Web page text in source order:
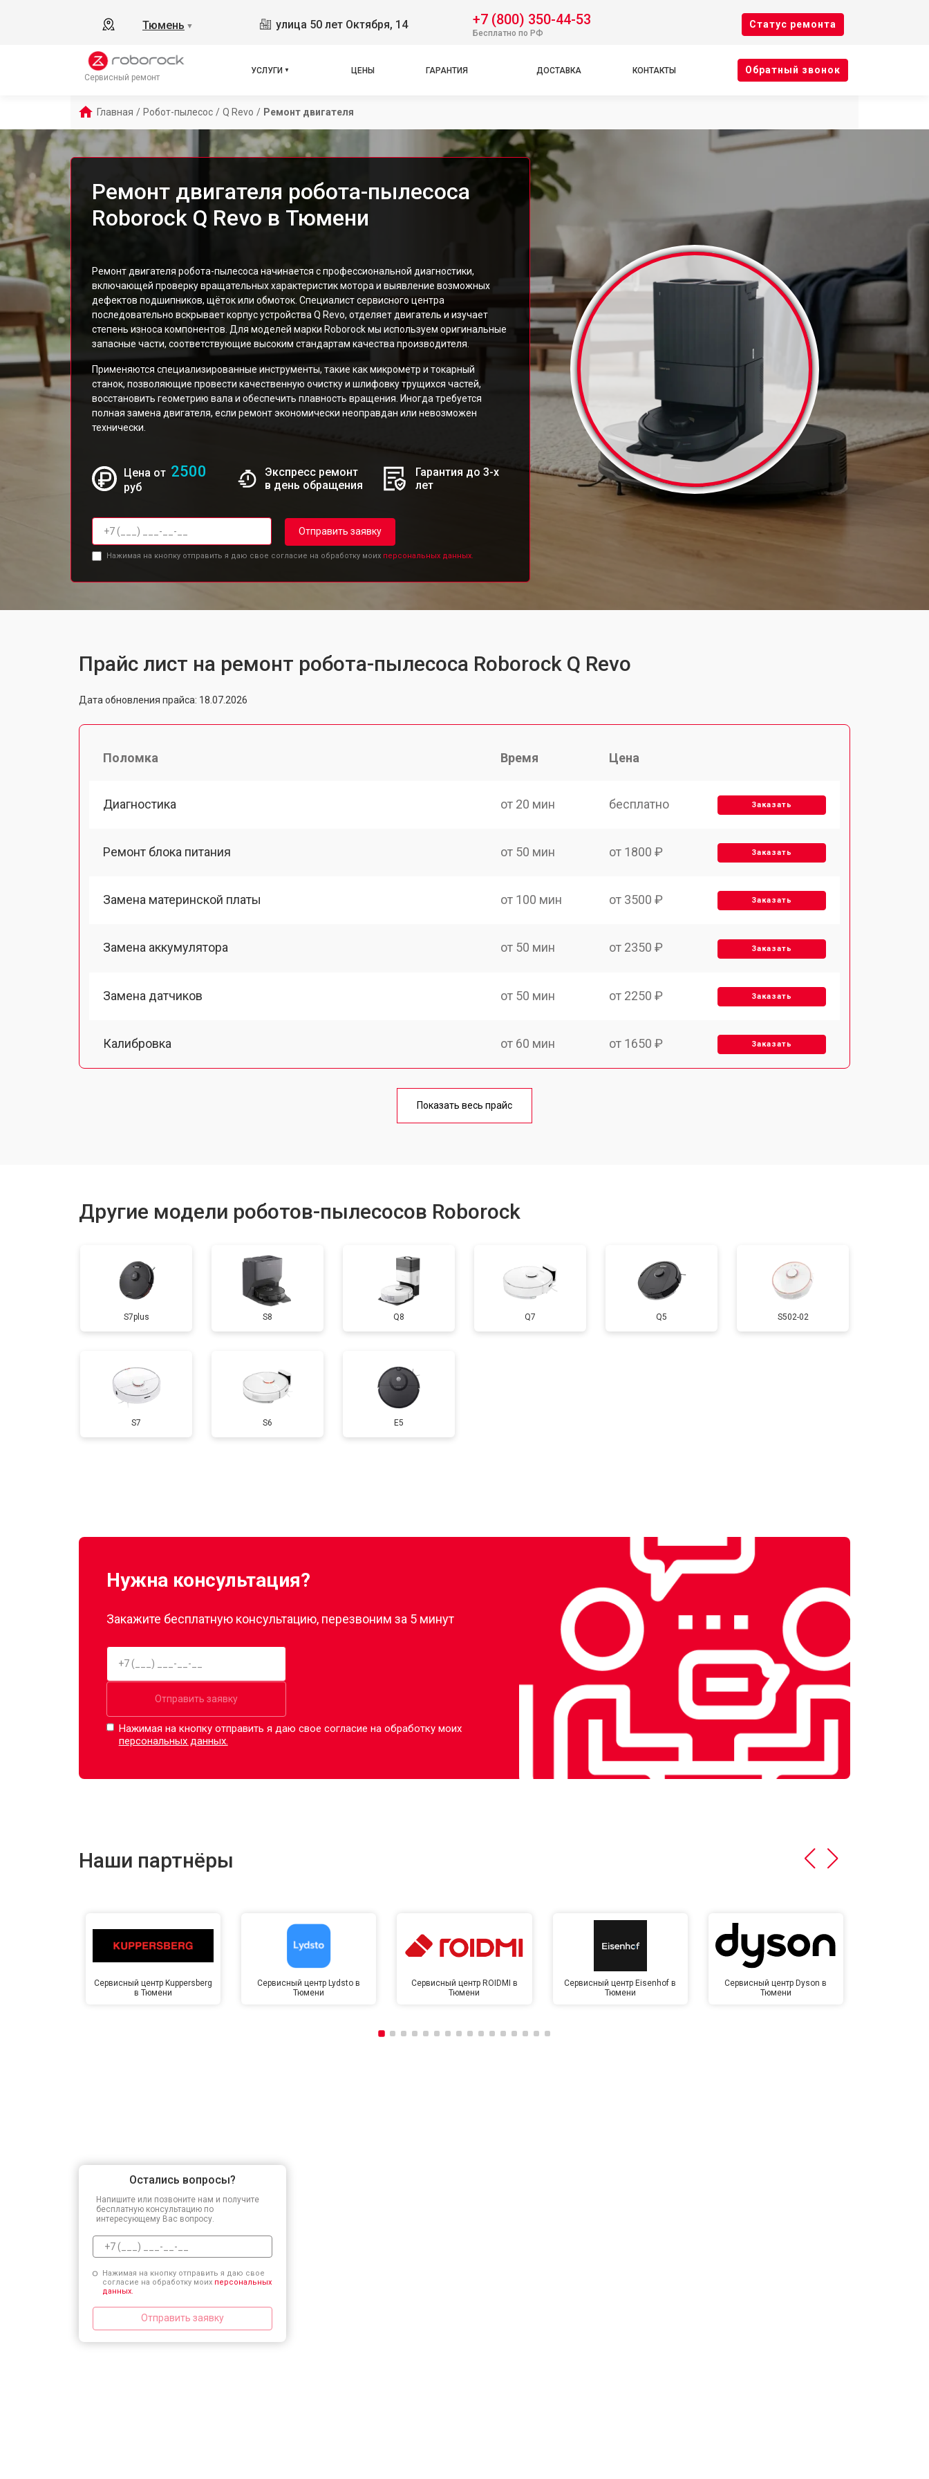
Тюмень ▼ улица 50 лет Октября, 14 +7 (800) 350-44-53
Бесплатно по РФ
Cтатус ремонта
Сервисный ремонт
УСЛУГИ ЦЕНЫ ГАРАНТИЯ ДОСТАВКА КОНТАКТЫ Oбратный звонок
Главная / Робот-пылесос / Q Revo / Ремонт двигателя
Ремонт двигателя робота-пылесоса
Roborock Q Revo в Тюмени
Ремонт двигателя робота-пылесоса начинается с профессиональной диагностики,
включающей проверку вращательных характеристик мотора и выявление возможных
дефектов подшипников, щёток или обмоток. Специалист сервисного центра
последовательно вскрывает корпус устройства Q Revo, отделяет двигатель и изучает
степень износа компонентов. Для моделей марки Roborock мы используем оригинальные
запасные части, соответствующие высоким стандартам качества производителя.
Применяются специализированные инструменты, такие как микрометр и токарный
станок, позволяющие провести качественную очистку и шлифовку трущихся частей,
восстановить геометрию вала и обеспечить плавность вращения. Иногда требуется
полная замена двигателя, если ремонт экономически неоправдан или невозможен
технически.
Цена от 2500
руб
Экспресс ремонт
в день обращения
Гарантия до 3-х
лет
Отправить заявку
Нажимая на кнопку отправить я даю свое согласие на обработку моих персональных данных.
Прайс лист на ремонт робота-пылесоса Roborock Q Revo
Дата обновления прайса: 18.07.2026
Поломка Время Цена
Диагностика от 20 мин бесплатно Заказать
Ремонт блока питания от 50 мин от 1800 ₽ Заказать
Замена материнской платы от 100 мин от 3500 ₽ Заказать
Замена аккумулятора от 50 мин от 2350 ₽ Заказать
Замена датчиков от 50 мин от 2250 ₽ Заказать
Калибровка от 60 мин от 1650 ₽ Заказать
от 50 мин
Показать весь прайс
Другие модели роботов-пылесосов Roborock
S7plus S8 Q8 Q7 Q5 S502-02
S7 S6 E5
Нужна консультация?
Закажите бесплатную консультацию, перезвоним за 5 минут
Отправить заявку
Нажимая на кнопку отправить я даю свое согласие на обработку моих
персональных данных.
Наши партнёры
Сервисный центр Kuppersberg
в Тюмени
Сервисный центр Lydsto в
Тюмени
Сервисный центр ROIDMI в
Тюмени
Сервисный центр Eisenhof в
Тюмени
Сервисный центр Dyson в
Тюмени
Остались вопросы?
Напишите или позвоните нам и получите
бесплатную консультацию по
интересующему Вас вопросу.
Нажимая на кнопку отправить я даю свое
согласие на обработку моих персональных
данных.
Отправить заявку